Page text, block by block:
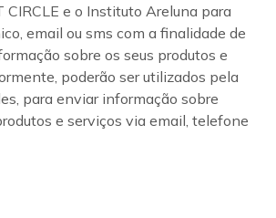
CIRCLE e o Instituto Areluna para
email ou sms com a finalidade de
sobre os seus produtos e
poderão ser utilizados pela
para enviar informação sobre
e serviços via email, telefone